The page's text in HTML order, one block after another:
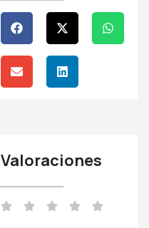
Valoraciones